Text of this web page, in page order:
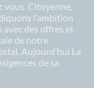
vous. Citoyenne,
l’ambition
avec des offres et
de notre
Aujourd’hui La
de sa